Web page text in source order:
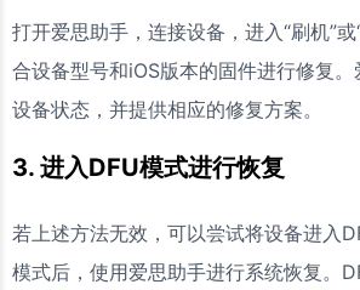
打开爱思助手，连接设备，进入“刷机”
合设备型号和iOS版本的固件进行修复
设备状态，并提供相应的修复方案。
3. 进入DFU模式进行恢复
若上述方法无效，可以尝试将设备进入
模式后，使用爱思助手进行系统恢复。